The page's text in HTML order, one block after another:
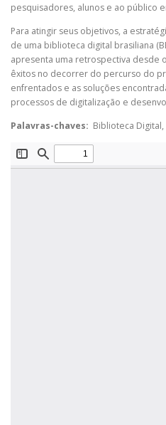
pesquisadores, alunos e ao público
Para atingir seus objetivos, a
de uma biblioteca digital brasiliana
apresenta uma retrospectiva desde
êxitos no decorrer do percurso do
enfrentados e as soluções
processos de digitalização e
Palavras-chaves: Biblioteca